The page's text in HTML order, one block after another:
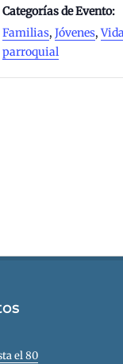
Categorías de Evento:
Familias,Jóvenes,Vida
parroquial
el 80